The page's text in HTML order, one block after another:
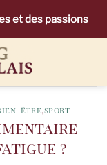
et des passions
ÊTRE,SPORT
?